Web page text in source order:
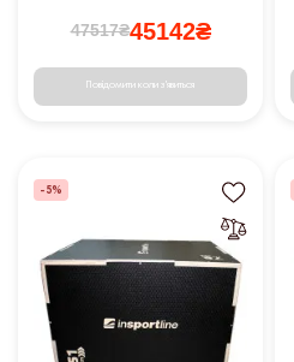
47517₴45142₴
Повідомити коли з'явиться
-5%